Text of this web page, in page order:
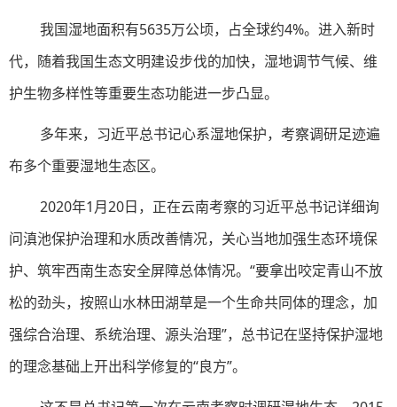
我国湿地面积有5635万公顷，占全球约4%。进入新时
代，随着我国生态文明建设步伐的加快，湿地调节气候、维
护生物多样性等重要生态功能进一步凸显。
多年来，习近平总书记心系湿地保护，考察调研足迹遍
布多个重要湿地生态区。
2020年1月20日，正在云南考察的习近平总书记详细询
问滇池保护治理和水质改善情况，关心当地加强生态环境保
护、筑牢西南生态安全屏障总体情况。“要拿出咬定青山不放
松的劲头，按照山水林田湖草是一个生命共同体的理念，加
强综合治理、系统治理、源头治理”，总书记在坚持保护湿地
的理念基础上开出科学修复的“良方”。